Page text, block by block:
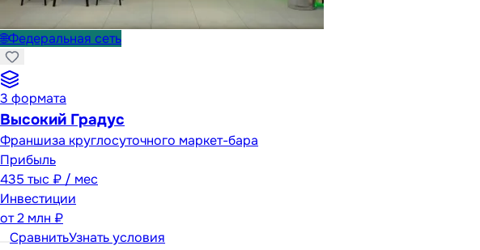
🌐Федеральная сеть
3 формата
Высокий Градус
Франшиза круглосуточного маркет-бара
Прибыль
435 тыс ₽ / мес
Инвестиции
от2 млн ₽
СравнитьУзнать условия